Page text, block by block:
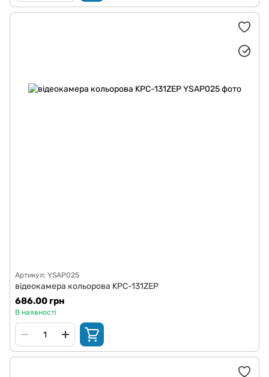
Артикул: YSAP025
відеокамера кольорова KPC-131ZEP
686.00 грн
В наявності